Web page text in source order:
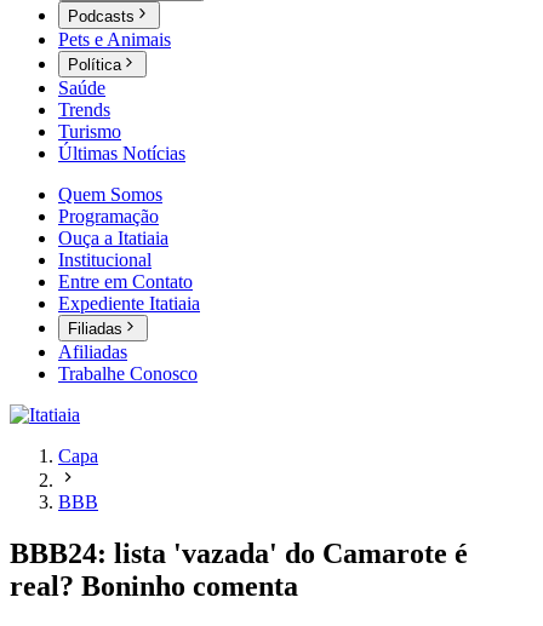
Podcasts
Pets e Animais
Política
Saúde
Trends
Turismo
Últimas Notícias
Quem Somos
Programação
Ouça a Itatiaia
Institucional
Entre em Contato
Expediente Itatiaia
Filiadas
Afiliadas
Trabalhe Conosco
Capa
BBB
BBB24: lista 'vazada' do Camarote é
real? Boninho comenta